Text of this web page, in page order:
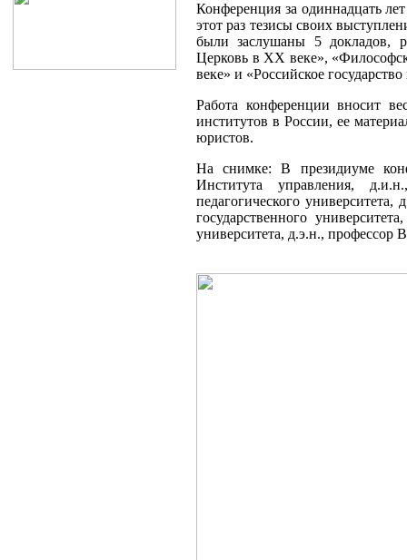
Конференция за одиннадцать
этот раз тезисы своих
были заслушаны 5 докладов,
Церковь в ХХ веке»,
веке» и «Российское
Работа конференции вносит
институтов в России, ее
юристов.
На снимке: В президиуме
Института управления,
педагогического
государственного
университета, д.э.н., профессор